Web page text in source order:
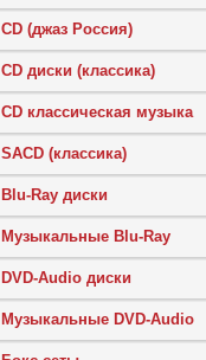
CD (джаз Россия)
CD диски (классика)
CD классическая музыка
SACD (классика)
Blu-Ray диски
Музыкальные Blu-Ray
DVD-Audio диски
Музыкальные DVD-Audio